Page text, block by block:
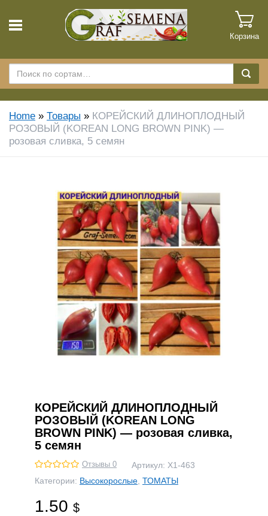
Корзина
Home » Товары » КОРЕЙСКИЙ ДЛИНОПЛОДНЫЙ
РОЗОВЫЙ (KOREAN LONG BROWN PINK) —
розовая сливка, 5 семян
КОРЕЙСКИЙ ДЛИНОПЛОДНЫЙ
РОЗОВЫЙ (KOREAN LONG
BROWN PINK) — розовая сливка,
5 семян
Отзывы 0 Артикул: Х1-463
Категории: Высокорослые ТОМАТЫ
1.50 $